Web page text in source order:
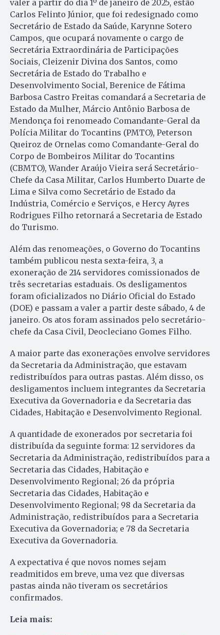
valer a partir do dia 1º de janeiro de 2025, estão
Carlos Felinto Júnior, que foi redesignado como
Secretário de Estado da Saúde, Karynne Sotero
Campos, que ocupará novamente o cargo de
Secretária Extraordinária de Participações
Sociais, Cleizenir Divina dos Santos, como
Secretária de Estado do Trabalho e
Desenvolvimento Social, Berenice de Fátima
Barbosa Castro Freitas comandará a Secretaria de
Estado da Mulher, Márcio Antônio Barbosa de
Mendonça foi renomeado Comandante-Geral da
Polícia Militar do Tocantins (PMTO), Peterson
Queiroz de Ornelas como Comandante-Geral do
Corpo de Bombeiros Militar do Tocantins
(CBMTO), Wander Araújo Vieira será Secretário-
Chefe da Casa Militar, Carlos Humberto Duarte de
Lima e Silva como Secretário de Estado da
Indústria, Comércio e Serviços, e Hercy Ayres
Rodrigues Filho retornará a Secretaria de Estado
do Turismo.
Além das renomeações, o Governo do Tocantins
também publicou nesta sexta-feira, 3, a
exoneração de 214 servidores comissionados de
três secretarias estaduais. Os desligamentos
foram oficializados no Diário Oficial do Estado
(DOE) e passam a valer a partir deste sábado, 4 de
janeiro. Os atos foram assinados pelo secretário-
chefe da Casa Civil, Deocleciano Gomes Filho.
A maior parte das exonerações envolve servidores
da Secretaria da Administração, que estavam
redistribuídos para outras pastas. Além disso, os
desligamentos incluem integrantes da Secretaria
Executiva da Governadoria e da Secretaria das
Cidades, Habitação e Desenvolvimento Regional.
A quantidade de exonerados por secretaria foi
distribuída da seguinte forma: 12 servidores da
Secretaria da Administração, redistribuídos para a
Secretaria das Cidades, Habitação e
Desenvolvimento Regional; 26 da própria
Secretaria das Cidades, Habitação e
Desenvolvimento Regional; 98 da Secretaria da
Administração, redistribuídos para a Secretaria
Executiva da Governadoria; e 78 da Secretaria
Executiva da Governadoria.
A expectativa é que novos nomes sejam
readmitidos em breve, uma vez que diversas
pastas ainda não tiveram os secretários
confirmados.
Leia mais: